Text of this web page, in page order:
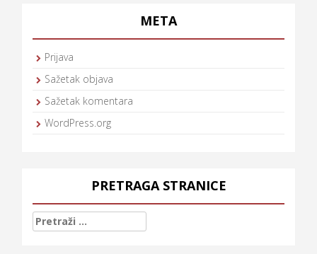
META
Prijava
Sažetak objava
Sažetak komentara
WordPress.org
PRETRAGA STRANICE
Pretraga: